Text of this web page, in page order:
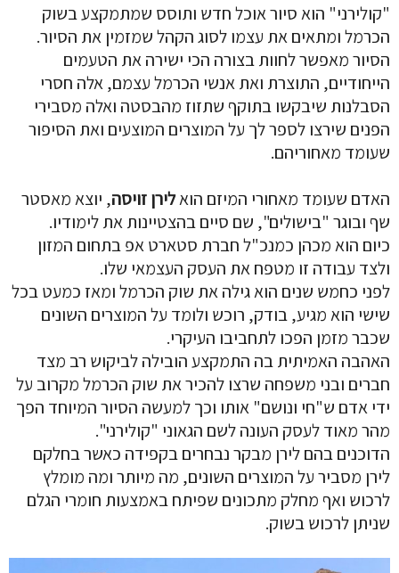
"קולירני" הוא סיור אוכל חדש ותוסס שמתמקצע בשוק
הכרמל ומתאים את עצמו לסוג הקהל שמזמין את הסיור.
הסיור מאפשר לחוות בצורה הכי ישירה את הטעמים
הייחודיים, התוצרת ואת אנשי הכרמל עצמם, אלה חסרי
הסבלנות שיבקשו בתוקף שתזוז מהבסטה ואלה מסבירי
הפנים שירצו לספר לך על המוצרים המוצעים ואת הסיפור
שעומד מאחוריהם.
האדם שעומד מאחורי המיזם הואלירן זויסה, יוצא מאסטר
שף ובוגר "בישולים", שם סיים בהצטיינות את לימודיו.
כיום הוא מכהן כמנכ"ל חברת סטארט אפ בתחום המזון
ולצד עבודה זו מטפח את העסק העצמאי שלו.
לפני כחמש שנים הוא גילה את שוק הכרמל ומאז כמעט בכל
שישי הוא מגיע, בודק, רוכש ולומד על המוצרים השונים
שכבר מזמן הפכו לתחביבו העיקרי.
האהבה האמיתית בה התמקצע הובילה לביקוש רב מצד
חברים ובני משפחה שרצו להכיר את שוק הכרמל מקרוב על
ידי אדם ש"חי ונושם" אותו וכך למעשה הסיור המיוחד הפך
מהר מאוד לעסק העונה לשם הגאוני "קולירני".
הדוכנים בהם לירן מבקר נבחרים בקפידה כאשר בחלקם
לירן מסביר על המוצרים השונים, מה מיותר ומה מומלץ
לרכוש ואף מחלק מתכונים שפיתח באמצעות חומרי הגלם
שניתן לרכוש בשוק.